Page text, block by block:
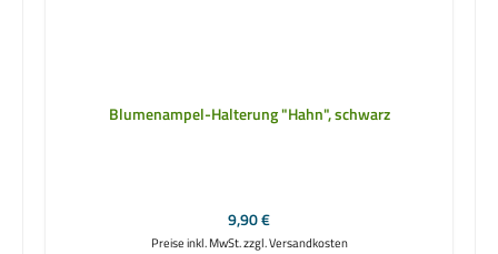
Blumenampel-Halterung "Hahn", schwarz
Regulärer Preis:
9,90 €
Preise inkl. MwSt. zzgl. Versandkosten